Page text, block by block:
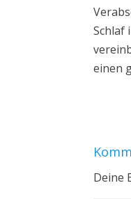
Schlaf
einen
Deine